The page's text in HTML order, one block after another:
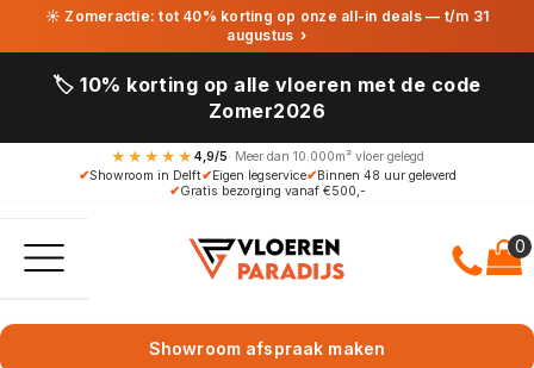
☀ Zomeractie: tot 40% korting op onze all-in deals — t/m 31
augustus ›
🏷️ 10% korting op alle vloeren met de code
Zomer2026
★★★★★ 4,9/5· Meer dan 10.000m² vloer gelegd
✔Showroom in Delft✔Eigen legservice✔Binnen 48 uur geleverd
✔Gratis bezorging vanaf €500,-
Showroom afspraak maken